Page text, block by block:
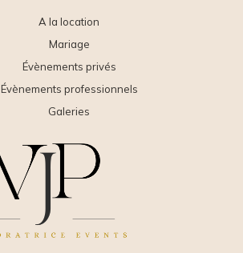
A la location
Mariage
Évènements privés
Évènements professionnels
Galeries